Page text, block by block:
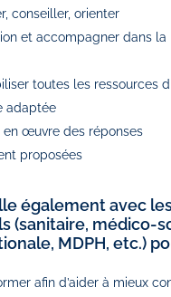
conseiller, orienter
et accompagner dans
toutes les ressources
adaptée
en œuvre des réponses
proposées
également avec
(sanitaire, médico-
MDPH, etc.)
afin d’aider à mieux